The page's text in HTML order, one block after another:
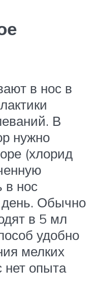
в нос в
В
нужно
(хлорид
в нос
день. Обычно
в 5 мл
удобно
мелких
нет опыта